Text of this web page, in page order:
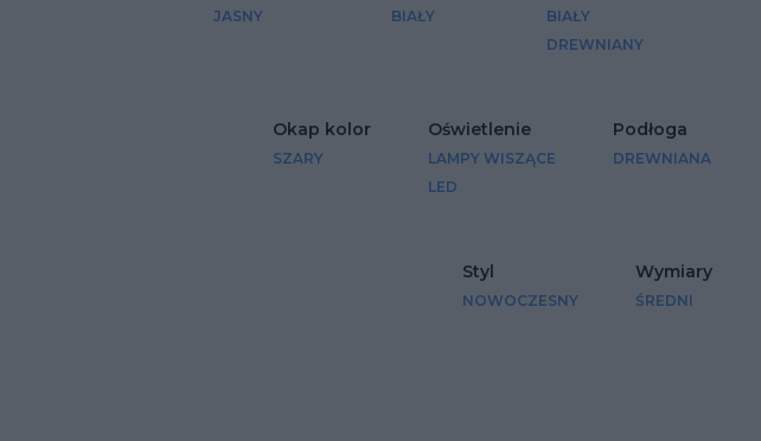
JASNY BIAŁY
BIAŁY
DREWNIANY
Okap kolor
SZARY
Oświetlenie
LAMPY WISZĄCE
LED
Podłoga
DREWNIANA
Styl
NOWOCZESNY
Wymiary
ŚREDNI